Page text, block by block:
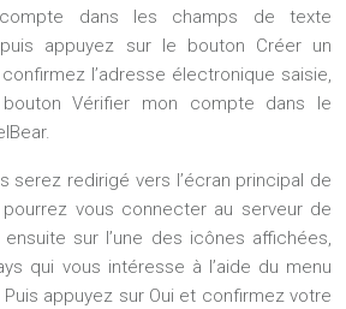
dans les champs de texte
appuyez sur le bouton Créer un
l’adresse électronique saisie,
Vérifier mon compte dans le
serez redirigé vers l’écran principal de
pourrez vous connecter au serveur de
sur l’une des icônes affichées,
qui vous intéresse à l’aide du menu
appuyez sur Oui et confirmez votre